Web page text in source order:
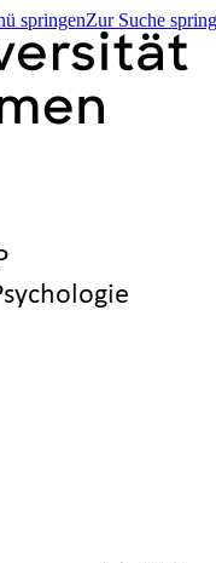
springenZur Suche